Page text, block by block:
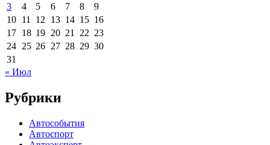
3
4 5 6 7 8
9
10 11 12 13 14 15 16
17 18 19 20 21 22 23
24 25 26 27 28 29 30
31
« Июл
Рубрики
Автособытия
Автоспорт